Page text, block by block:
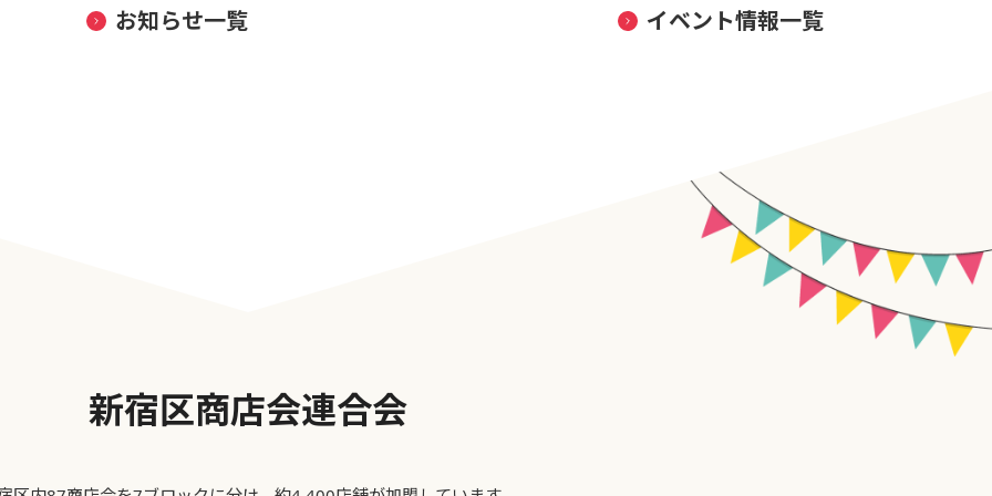
お知らせ一覧 イベント情報一覧
新宿区商店会連合会